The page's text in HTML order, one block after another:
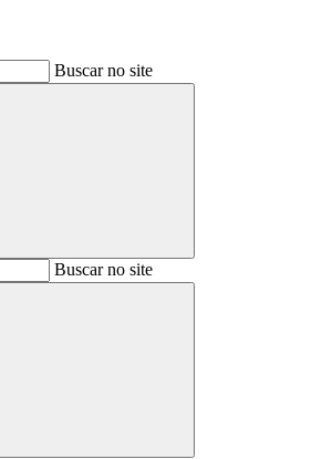
Buscar no site
BuscarBuscar no site